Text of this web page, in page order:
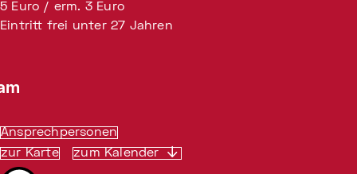
5 Euro / erm. 3 Euro
Eintritt frei unter 27 Jahren
Ansprechpersonen
zur Karte
zum Kalender